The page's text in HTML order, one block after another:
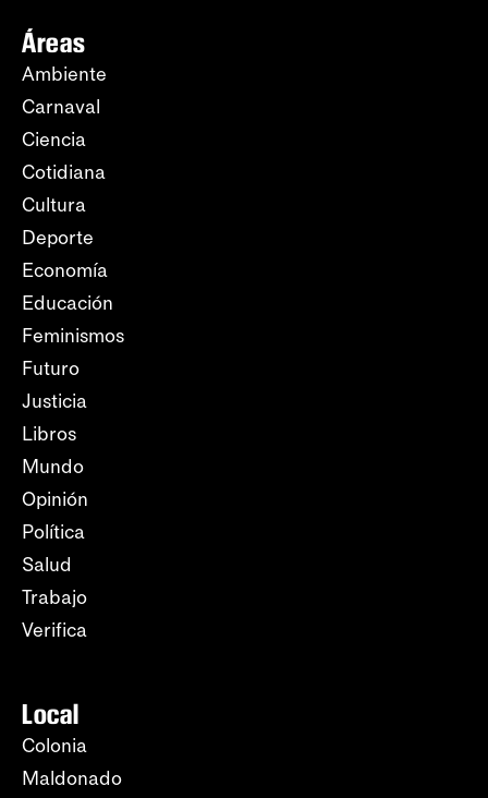
Áreas
Ambiente
Carnaval
Ciencia
Cotidiana
Cultura
Deporte
Economía
Educación
Feminismos
Futuro
Justicia
Libros
Mundo
Opinión
Política
Salud
Trabajo
Verifica
Local
Colonia
Maldonado